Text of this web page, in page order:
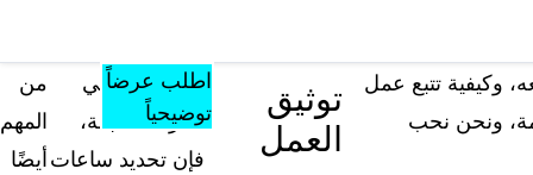
الأسعار
المعرفة
يقدمه الموقع من
أدوات ومواد
تعليمية ومعرفية
والفعالياتاطلب عرضاً
توضيحياً
وكيفية تتبع عمل
ونحن نحب
توثيق
العمل
كما ناقشنا في
المرة السابقة،
فإن تحديد ساعات
من
المهم
أيضًا